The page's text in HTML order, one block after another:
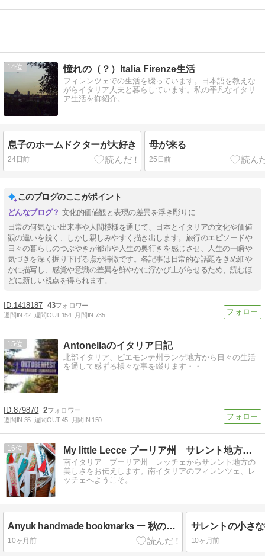
14 憧れの（？）Italia Firenze生活
フィレンツェでの生活を綴っています。日本語を教えな
がらイタリア人夫と暮らしています。私の平凡なイタリ
ア生活を御紹介。
息子のホームドクターが大好き
24日前
母が来る
25日前
このブログのここがポイント
文化的価値観と表現の差異を浮き彫りに
日常の何気ない出来事や人間模様を通じて、日本とイタリアの文化や価値
観の違いを鋭く、しかし親しみやすく描き出します。旅行のエピソードや
日々の暮らしのつぶやきが都市や人生の奥行きを感じさせ、人生の一瞬や
気づきを深く掘り下げる点が特徴です。各記事は日常的な話題をきめ細や
かに描写し、感覚や意識の差異を鮮やかに浮かび上がらせるため、読むほ
どに新しい視点を得られます。
1418187 43
週間IN:42 週間OUT:154 月間IN:735
15 Antonellaのイタリア日記
北部イタリア、ピエモンテ州ランゲ地方から日々の生活
を通して感ずる様々な事を綴ります・・
879870 2
週間IN:35 週間OUT:45 月間IN:150
16 My little Lecce プーリア州 サレント地方から
南イタリア プーリア州 レッチェからサレント地方の
美しさをお伝えします。南イタリアのフィレンツェ、レ
ッチェへようこそ。
Anyuk handmade bookmarks ー 秋の夜長の読書のお供に ー
10ヶ月前 10ヶ月前